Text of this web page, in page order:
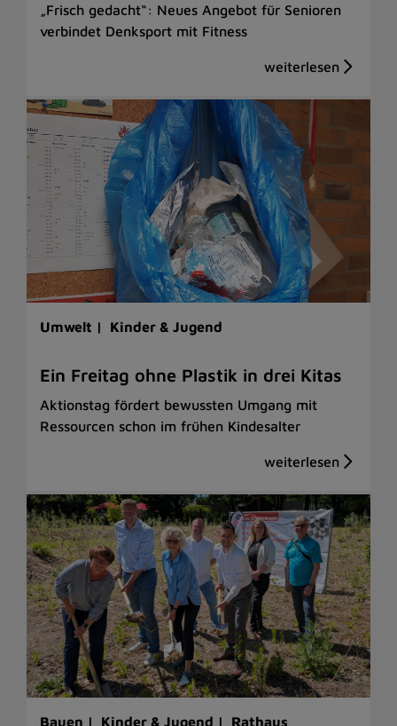
„Frisch gedacht“: Neues Angebot für Senioren
verbindet Denksport mit Fitness
Umwelt | Kinder & Jugend
Ein Freitag ohne Plastik in drei Kitas
Aktionstag fördert bewussten Umgang mit
Ressourcen schon im frühen Kindesalter
Bauen | Kinder & Jugend | Rathaus